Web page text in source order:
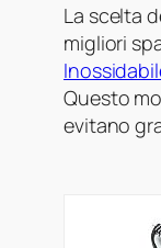
La scelta
migliori
Questo
evitano